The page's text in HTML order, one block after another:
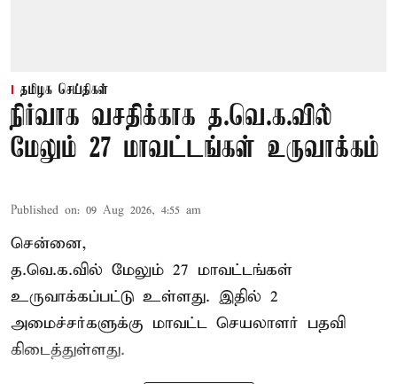
தமிழக செய்திகள்
நிர்வாக வசதிக்காக த.வெ.க.வில்
மேலும் 27 மாவட்டங்கள் உருவாக்கம்
Published on: 09 Aug 2026, 4:55 am
சென்னை,
த.வெ.க.வில் மேலும் 27 மாவட்டங்கள்
உருவாக்கப்பட்டு உள்ளது. இதில் 2
அமைச்சர்களுக்கு மாவட்ட செயலாளர் பதவி
கிடைத்துள்ளது.